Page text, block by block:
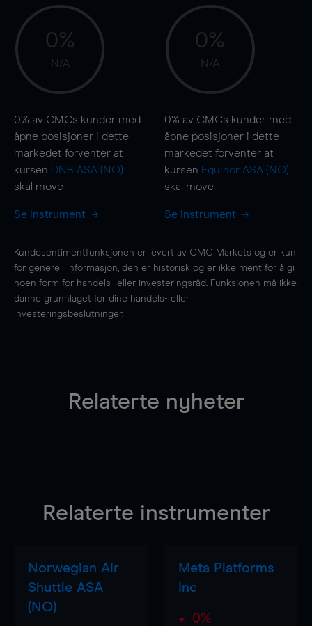
0%
N/A
0% av CMCs kunder med
åpne posisjoner i dette
markedet forventer at
kursen DNB ASA (NO)
skal move
Se instrument
0%
N/A
0% av CMCs kunder med
åpne posisjoner i dette
markedet forventer at
kursen Equinor ASA (NO)
skal move
Se instrument
Kundesentimentfunksjonen er levert av CMC Markets og er kun
for generell informasjon, den er historisk og er ikke ment for å gi
noen form for handels- eller investeringsråd. Funksjonen må ikke
danne grunnlaget for dine handels- eller
investeringsbeslutninger.
Relaterte nyheter
Relaterte instrumenter
Norwegian Air
Shuttle ASA
(NO)
Meta Platforms
Inc
0%